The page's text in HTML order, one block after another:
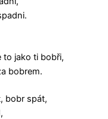
to jako ti bobři,
bobrem.
bobr spát,